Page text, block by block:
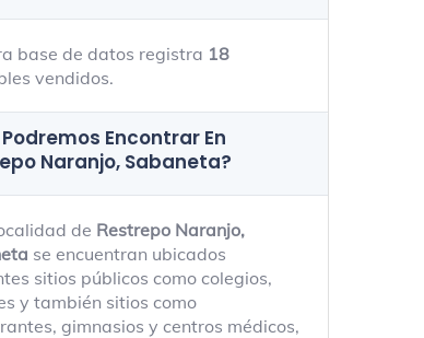
base de datos registra 18
vendidos.
Encontrar En
Naranjo, Sabaneta?
de Restrepo Naranjo,
se encuentran ubicados
sitios públicos como colegios,
y también sitios como
gimnasios y centros médicos,